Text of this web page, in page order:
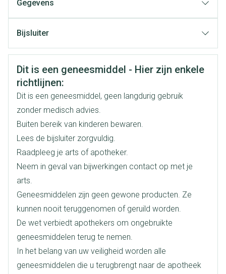
12 uur interval tussen de innames respecteren
Bij het begin van de maaltijd om mogelijke gastro-
intestinale ongemakken te verminderen
De tabletten ongekauwd inslikken, met vloeistof
Gegevens
Organisaties Sandoz
Merken
Breedte 68 mm
Lengte
Diepte 31 mm
Verpakking
10
Actieve
Ingrediënten
amoxicilline, clavulanaat kalium
Behoud Kamertemperatuur (15°C - 25°C)
Bijsluiter
Nederlands
Duits Frans
Veiligheidsinformatie
Dit is een geneesmiddel - Hier zijn enkele
richtlijnen:
Dit is een geneesmiddel, geen langdurig gebruik
zonder medisch advies.
Buiten bereik van kinderen bewaren.
Lees de bijsluiter zorgvuldig.
Raadpleeg je arts of apotheker.
Neem in geval van bijwerkingen contact op met je
arts.
Geneesmiddelen zijn geen gewone producten. Ze
kunnen nooit teruggenomen of geruild worden.
De wet verbiedt apothekers om ongebruikte
geneesmiddelen terug te nemen.
In het belang van uw veiligheid worden alle
geneesmiddelen die u terugbrengt naar de apotheek